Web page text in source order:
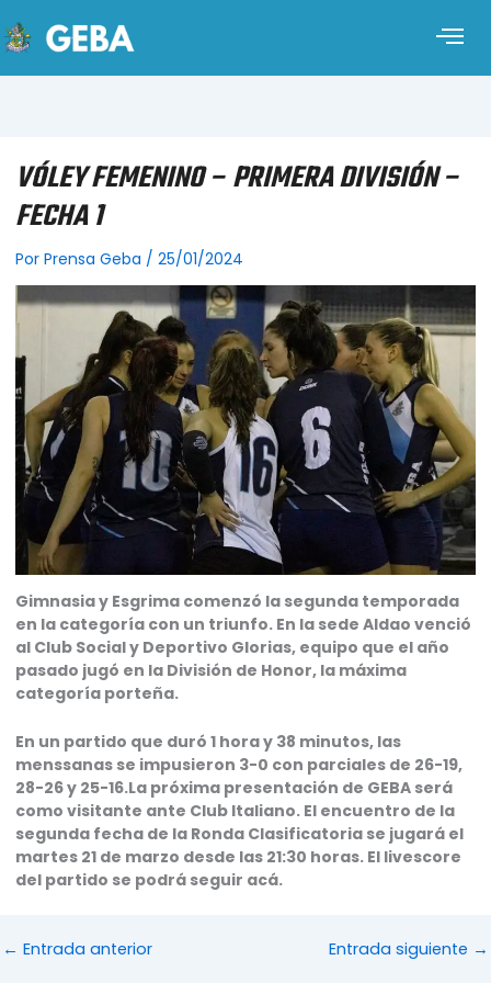
VÓLEY FEMENINO – PRIMERA DIVISIÓN –
FECHA 1
Por Prensa Geba / 25/01/2024
Gimnasia y Esgrima comenzó la segunda temporada
en la categoría con un triunfo. En la sede Aldao venció
al Club Social y Deportivo Glorias, equipo que el año
pasado jugó en la División de Honor, la máxima
categoría porteña.
En un partido que duró 1 hora y 38 minutos, las
menssanas se impusieron 3-0 con parciales de 26-19,
28-26 y 25-16.La próxima presentación de GEBA será
como visitante ante Club Italiano. El encuentro de la
segunda fecha de la Ronda Clasificatoria se jugará el
martes 21 de marzo desde las 21:30 horas. El livescore
del partido se podrá seguir acá.
← Entrada anterior Entrada siguiente →